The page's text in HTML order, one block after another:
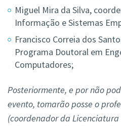
Miguel Mira da Silva,
Informação e Sistemas
Francisco Correia dos
Programa Doutoral em
Computadores;
Posteriormente, e por não
evento, tomarão posse o
(coordenador da